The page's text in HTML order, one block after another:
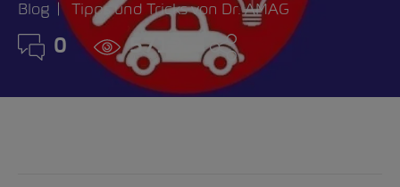
Blog Tipps und Tricks von Dr. AMAG
0 5712